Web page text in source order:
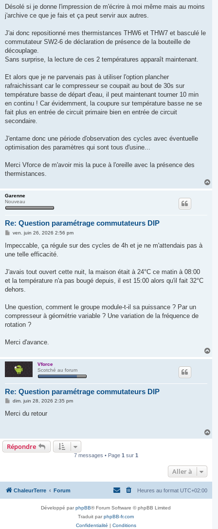
s
a
Désolé si je donne l'impression de m'écrire à moi même mais au moins
j'archive ce que je fais et ça peut servir aux autres.
J'ai donc repositionné mes thermistances THW6 et THW7 et basculé le
commutateur SW2-6 de déclaration de présence de la bouteille de
découplage.
Sans surprise, la lecture de ces 2 températures apparaît maintenant.
Et alors que je ne parvenais pas à utiliser l'option plancher
rafraichissant car le compresseur se coupait au bout de 30s sur
température basse de départ d'eau, il peut maintenant tourner 10 min
en continu ! Car évidemment, la coupure sur température basse ne se
fait plus en entrée de circuit primaire bien en entrée de circuit
secondaire.
J'entame donc une période d'observation des cycles avec éventuelle
optimisation des paramètres qui sont tous d'usine...
Merci Vforce de m'avoir mis la puce à l'oreille avec la présence des
thermistances.
a
Garenne
Nouveau
Re: Question paramétrage commutateurs DIP
M
s
s
a
ven. juin 26, 2026 2:56 pm
Impeccable, ça régule sur des cycles de 4h et je ne m'attendais pas à
une telle efficacité.
J'avais tout ouvert cette nuit, la maison était à 24°C ce matin à 08:00
et la température n'a pas bougé depuis, il est 15:00 alors qu'il fait 32°C
dehors.
Une question, comment le groupe module-t-il sa puissance ? Par un
compresseur à géométrie variable ? Une variation de la fréquence de
rotation ?
Merci d'avance.
Vforce
Scotché au forum
Re: Question paramétrage commutateurs DIP
M
s
dim. juin 28, 2026 2:35 pm
Merci du retour
a
Répondre
7 messages • Page 1 sur 1
Aller à
ChaleurTerre Forum Heures au format UTC+02:00
Développé parphpBB® Forum Software © phpBB Limited
Traduit parphpBB-fr.com
Confidentialité | Conditions